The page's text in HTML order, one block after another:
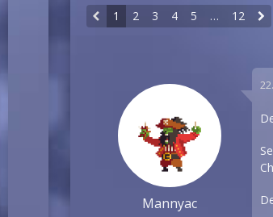
1 2 3 4 5 … 12
Mannyac